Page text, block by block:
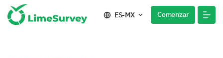
ES-MX Comenzar